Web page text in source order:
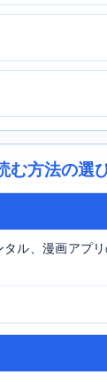
む方法の選
ル、漫画アプ